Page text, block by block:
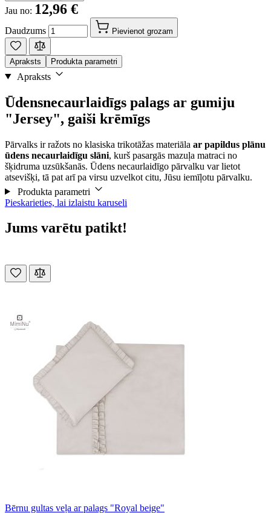
Jau no: 12,96 €
Daudzums Pievienot grozam
Apraksts Produkta parametri
Apraksts
Ūdensnecaurlaidīgs palags ar gumiju
"Jersey", gaiši krēmīgs
Pārvalks ir ražots no klasiska trikotāžas materiāla ar papildus plānu
ūdens necaurlaidīgu slāni, kurš pasargās mazuļa matraci no
šķidruma uzsūkšanās. Ūdens necaurlaidīgo pārvalku var lietot
atsevišķi, tā pat arī pa virsu uzvelkot citu, Jūsu iemīļotu pārvalku.
Produkta parametri
Pieskarieties, lai izlaistu karuseli
Jums varētu patikt!
Bērnu gultas veļa ar palags "Royal beige"